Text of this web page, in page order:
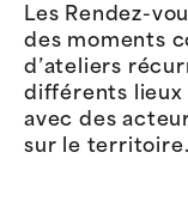
Les Rendez-
des moments
d’ateliers
différents lieux
avec des
sur le territoire.